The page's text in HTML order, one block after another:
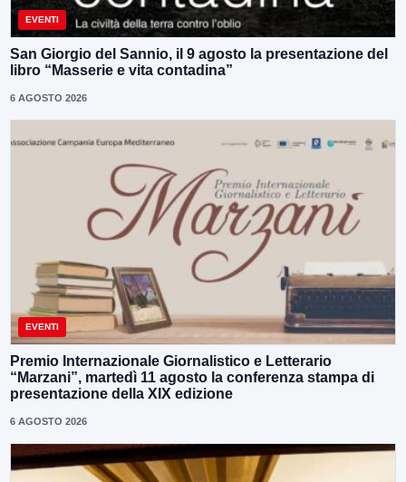
EVENTI
San Giorgio del Sannio, il 9 agosto la presentazione del
libro “Masserie e vita contadina”
6 AGOSTO 2026
EVENTI
Premio Internazionale Giornalistico e Letterario
“Marzani”, martedì 11 agosto la conferenza stampa di
presentazione della XIX edizione
6 AGOSTO 2026